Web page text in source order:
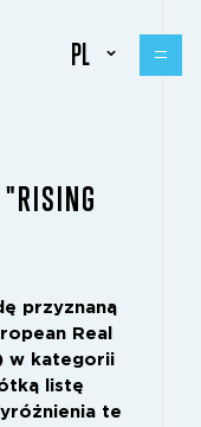
PL
"RISING
przyznaną
Real
w kategorii
listę
te